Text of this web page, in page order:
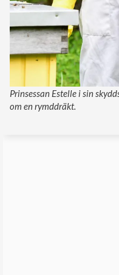
Prinsessan Estelle i sin
om en rymddräkt.